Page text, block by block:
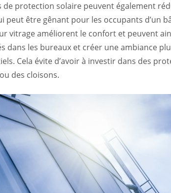
de protection solaire peuvent également
peut être gênant pour les occupants d’un
vitrage améliorent le confort et peuvent
dans les bureaux et créer une ambiance
Cela évite d’avoir à investir dans des
des cloisons.